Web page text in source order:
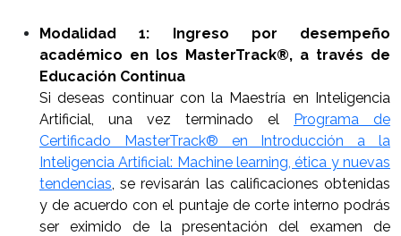
Modalidad 1: Ingreso por desempeño
académico en los MasterTrack®, a través de
Educación Continua
Si deseas continuar con la Maestría en Inteligencia
Artificial, una vez terminado el Programa de
Certificado MasterTrack® en Introducción a la
Inteligencia Artificial: Machine learning, ética y nuevas
tendencias , se revisarán las calificaciones obtenidas
y de acuerdo con el puntaje de corte interno podrás
ser eximido de la presentación del examen de